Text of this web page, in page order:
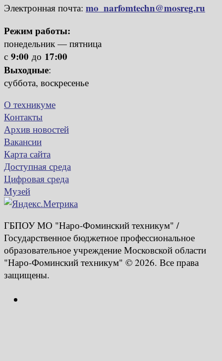
Электронная почта: mo_narfomtechn@mosreg.ru
Режим работы:
понедельник — пятница
с 9:00 до 17:00
Выходные:
суббота, воскресенье
О техникуме
Контакты
Архив новостей
Вакансии
Карта сайта
Доступная среда
Цифровая среда
Музей
ГБПОУ МО "Наро-Фоминский техникум" /
Государственное бюджетное профессиональное
образовательное учреждение Московской области
"Наро-Фоминский техникум" © 2026. Все права
защищены.